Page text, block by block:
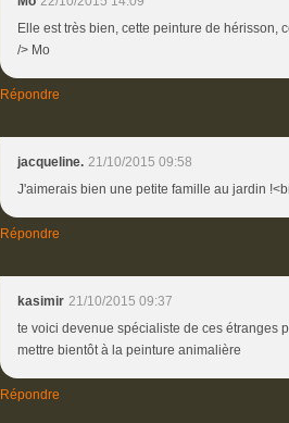
Elle est très bien, cette peinture de hérisson,
/> Mo
Répondre
jacqueline. 21/10/2015 09:58
J'aimerais bien une petite famille au jardin
Répondre
kasimir 21/10/2015 09:37
te voici devenue spécialiste de ces étranges
mettre bientôt à la peinture animalière
Répondre